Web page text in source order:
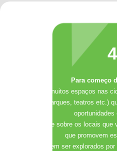
4
Para começo
Há muitos espaços nas
parques, teatros etc.)
Comente sobre os locais que
que promovem
e podem ser explorados